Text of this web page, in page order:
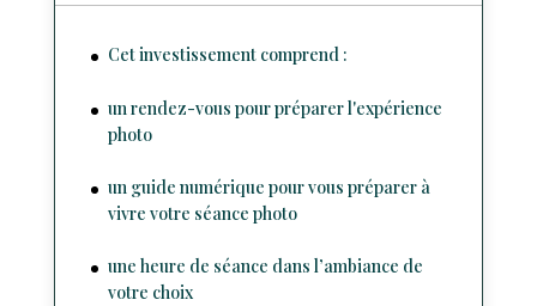
Cet investissement comprend :
un rendez-vous pour préparer l'expérience
photo
un guide numérique pour vous préparer à
vivre votre séance photo
une heure de séance dans l’ambiance de
votre choix